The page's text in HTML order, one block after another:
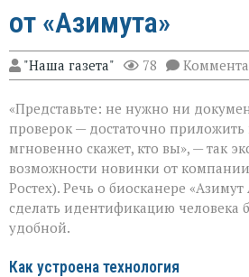
от «Азимута»
"Наша газета" 78
«Представьте: не нужно ни
проверок — достаточно приложить
мгновенно скажет, кто вы», — так
возможности новинки от
Ростех). Речь о биосканере
сделать идентификацию человека
удобной.
Как устроена технология